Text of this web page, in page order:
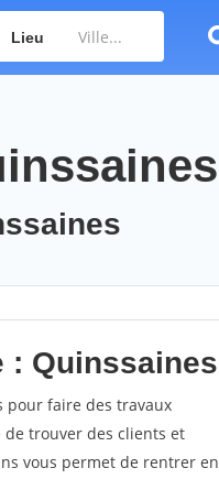
Lieu
: Quinssaines
pour faire des travaux
trouver des clients et
vous permet de rentrer en